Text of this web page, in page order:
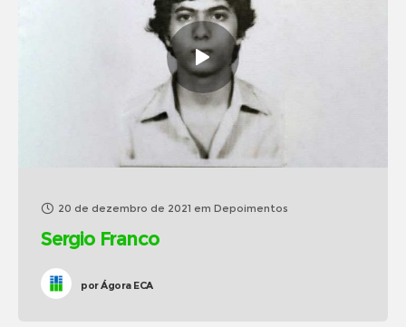
20 de dezembro de 2021 em Depoimentos
Sergio Franco
porÁgora ECA